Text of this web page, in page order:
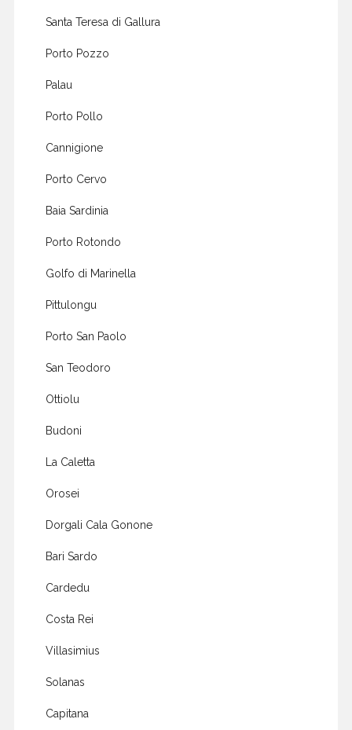
Santa Teresa di Gallura
Porto Pozzo
Palau
Porto Pollo
Cannigione
Porto Cervo
Baia Sardinia
Porto Rotondo
Golfo di Marinella
Pittulongu
Porto San Paolo
San Teodoro
Ottiolu
Budoni
La Caletta
Orosei
Dorgali Cala Gonone
Bari Sardo
Cardedu
Costa Rei
Villasimius
Solanas
Capitana